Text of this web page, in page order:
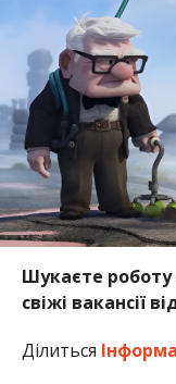
Шукаєте роботу
свіжі вакансії
Ділиться